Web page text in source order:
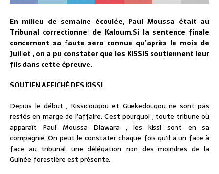
En milieu de semaine écoulée, Paul Moussa était au
Tribunal correctionnel de Kaloum.Si la sentence finale
concernant sa faute sera connue qu’après le mois de
Juillet , on a pu constater que les KISSIS soutiennent leur
fils dans cette épreuve.
SOUTIEN AFFICHÉ DES KISSI
Depuis le début , Kissidougou et Guekedougou ne sont pas
restés en marge de l’affaire. C’est pourquoi , toute tribune où
apparaît Paul Moussa Diawara , les kissi sont en sa
compagnie. On peut le constater chaque fois qu’il a un face à
face au tribunal, une délégation non des moindres de la
Guinée forestière est présente.